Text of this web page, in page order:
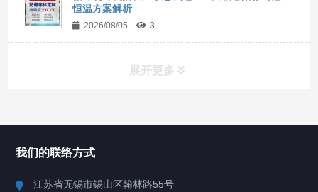
恒温方案解析
2026/08/05 3
展开更多
我们的联络方式
江苏省无锡市锡山区翰林路55号